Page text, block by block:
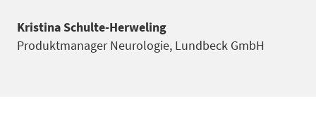
Kristina Schulte-Herweling
Produktmanager Neurologie, Lundbeck GmbH